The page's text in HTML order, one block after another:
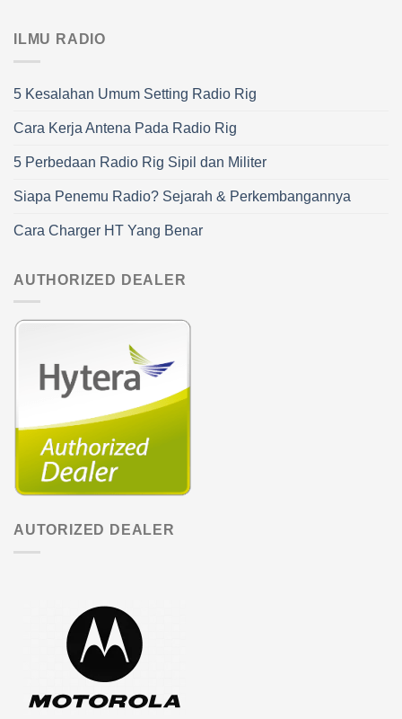
ILMU RADIO
5 Kesalahan Umum Setting Radio Rig
Cara Kerja Antena Pada Radio Rig
5 Perbedaan Radio Rig Sipil dan Militer
Siapa Penemu Radio? Sejarah & Perkembangannya
Cara Charger HT Yang Benar
AUTHORIZED DEALER
AUTORIZED DEALER